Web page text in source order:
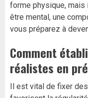
forme physique,
être mental, une
vous préparez à
Comment
réalistes en
Il est vital de fixer